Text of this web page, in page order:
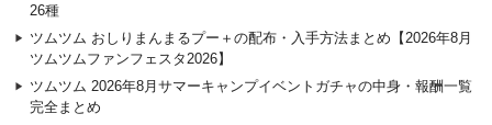
26種
ツムツム おしりまんまるプー＋の配布・入手方法まとめ【2026年8月
ツムツムファンフェスタ2026】
ツムツム 2026年8月サマーキャンプイベントガチャの中身・報酬一覧
完全まとめ